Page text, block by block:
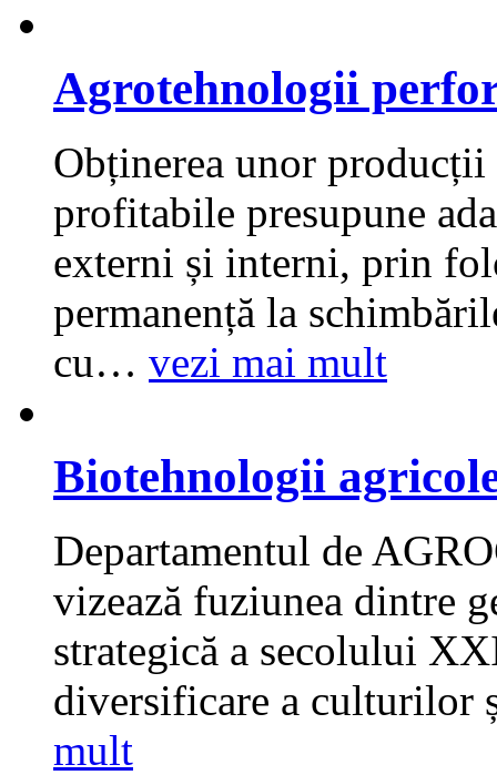
Agrotehnologii
Obținerea unor producții
profitabile presupune
externi și interni, prin
permanență la
cu… vezi mai mult
Biotehnologii
Departamentul de
vizează fuziunea dintre
strategică a secolului
diversificare a culturilor
mult